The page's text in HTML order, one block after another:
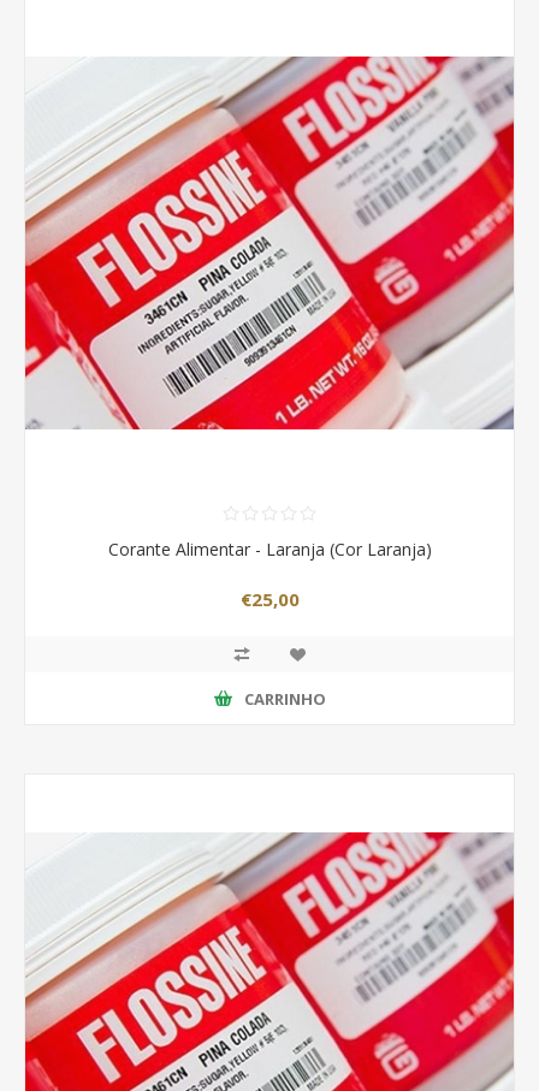
Corante Alimentar - Laranja (Cor Laranja)
€25,00
CARRINHO